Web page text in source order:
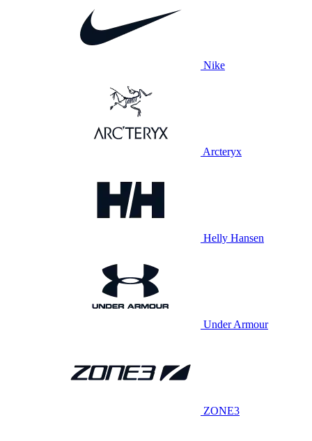
Nike
Arcteryx
Helly Hansen
Under Armour
ZONE3